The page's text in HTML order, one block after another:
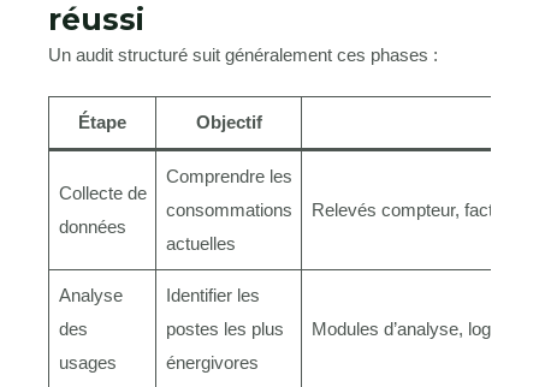
réussi
Un audit structuré suit généralement ces phases :
Étape Objectif
Collecte de
données
Comprendre les
consommations
actuelles
Relevés compteur, factures
Analyse
des
usages
Identifier les
postes les plus
énergivores
Modules d’analyse, logiciel